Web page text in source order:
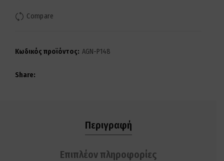
Compare
Κωδικός προϊόντος: AGN-P148
Share
Περιγραφή
Επιπλέον πληροφορίες